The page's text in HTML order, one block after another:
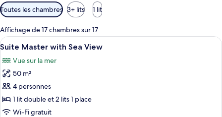
Filtres
disponibles
pour
les
chambres
Toutes les chambres 3+ lits 1 lit
Affichage de 17 chambres sur 17
Afficher
toutes
les
photos
pour
ce
type
Minibar, coffres-forts dans les
7
Suite Master with Sea View
Vue sur la mer
50 m²
4 personnes
1 lit double et 2 lits 1 place
Wi-Fi gratuit